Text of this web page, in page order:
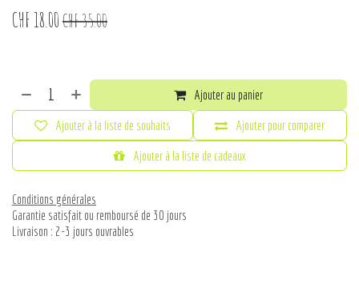
CHF 18.00CHF35.00
Ajouter au panier
Ajouter pour comparer
Ajouter à la liste de cadeaux
Ajouter à la liste de souhaits
Conditions générales
Garantie satisfait ou remboursé de 30 jours
Livraison : 2-3 jours ouvrables